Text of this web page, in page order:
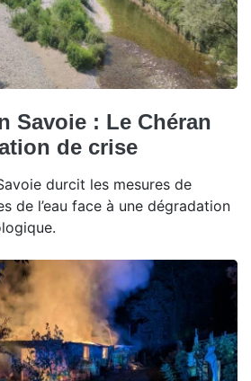
Savoie : Le Chéran
de crise
durcit les mesures de
de l’eau face à une dégradation